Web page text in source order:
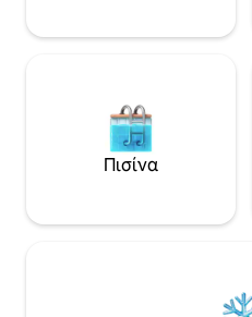
below STAFF & SERVICES Extra Cost
Πισίνα